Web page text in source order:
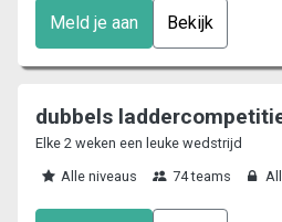
Meld je aan Bekijk
dubbels
Elke 2 weken een leuke wedstrijd
Alle niveaus
74 teams